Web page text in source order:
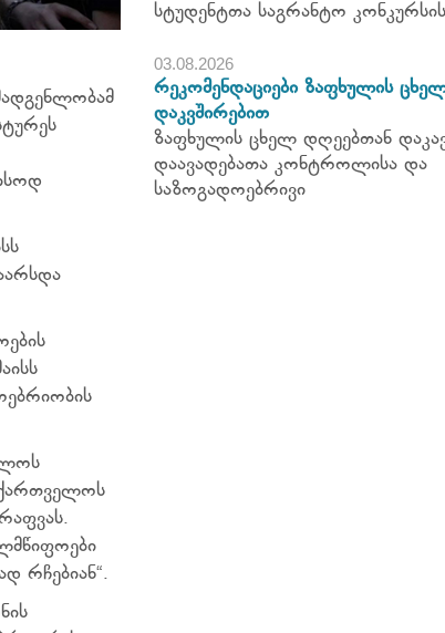
რჩებიან“.
სტუდენტთა საგრანტო კონკურსის
03.08.2026
რეკომენდაციები ზაფხულის
დაკვშირებით
ზაფხულის ცხელ დღეებთან
დაავადებათა კონტროლისა და
საზოგადოებრივი